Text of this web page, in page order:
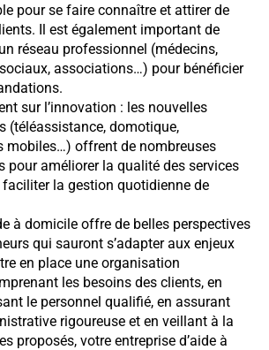
pour se faire connaître et attirer de
Il est également important de
réseau professionnel (médecins,
associations…) pour bénéficier
sur l’innovation : les nouvelles
(téléassistance, domotique,
mobiles…) offrent de nombreuses
pour améliorer la qualité des services
faciliter la gestion quotidienne de
à domicile offre de belles perspectives
qui sauront s’adapter aux enjeux
en place une organisation
les besoins des clients, en
le personnel qualifié, en assurant
rigoureuse et en veillant à la
proposés, votre entreprise d’aide à